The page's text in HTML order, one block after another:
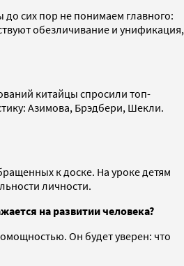
сих пор не понимаем главного:
обезличивание и унификация,
китайцы спросили топ-
Азимова, Брэдбери, Шекли.
к доске. На уроке детям
личности.
на развитии человека?
Он будет уверен: что